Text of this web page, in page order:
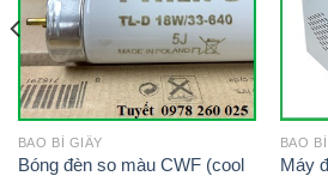
BAO BÌ GIẤY
Bóng đèn so màu CWF (cool
BAO
Máy